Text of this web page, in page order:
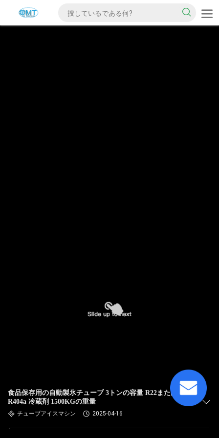
食品保存用の自動製氷チューブ 3トンの容量 R22または
R404a 冷蔵剤 1500KGの重量
チューブアイスマシン 2025-04-16